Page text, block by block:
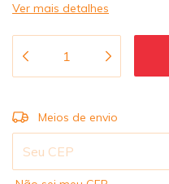
Ver mais detalhes
Entregas para o CEP:
Meios de envio